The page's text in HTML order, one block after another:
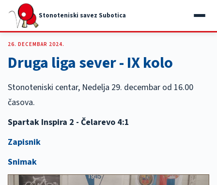
Stonoteniski savez Subotica
26. DECEMBAR 2024.
Druga liga sever - IX kolo
Stonoteniski centar, Nedelja 29. decembar od 16.00
časova.
Spartak Inspira 2 - Čelarevo 4:1
Zapisnik
Snimak